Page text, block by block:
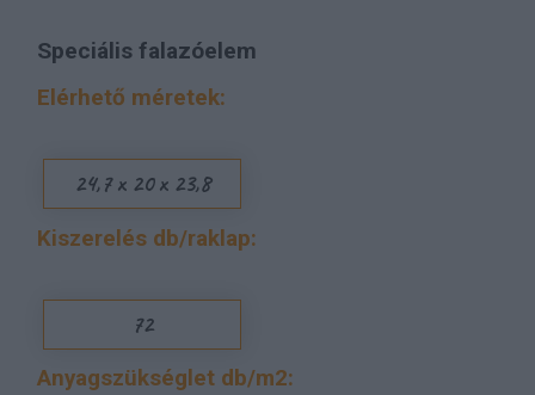
Speciális falazóelem
Elérhető méretek:
24,7 x 20 x 23,8
Kiszerelés db/raklap:
72
Anyagszükséglet db/m2: